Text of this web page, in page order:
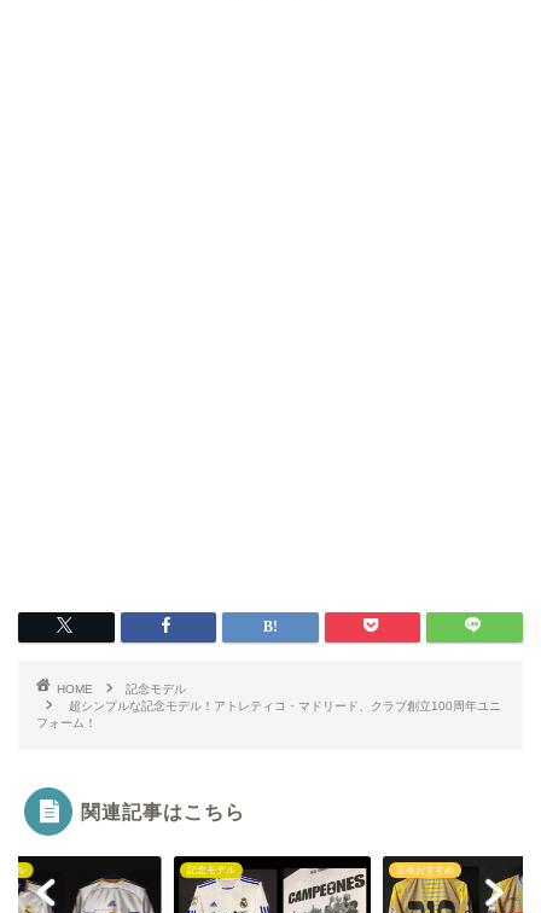
HOME
記念モデル
超シンプルな記念モデル！アトレティコ・マドリード、クラブ創立100周年ユニ
フォーム！
関連記事はこちら
デル 記念モデル 店長おすすめ